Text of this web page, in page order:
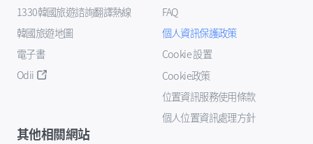
1330韓國旅遊諮詢翻譯熱線
韓國旅遊地圖
電子書
Odii
FAQ
個人資訊保護政策
Cookie 設置
Cookie政策
位置資訊服務使用條款
個人位置資訊處理方針
其他相關網站